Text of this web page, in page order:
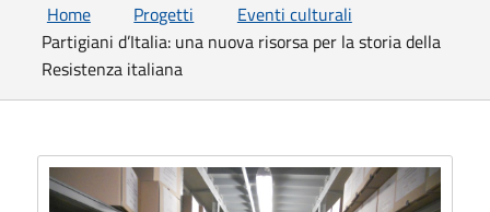
Home Progetti
Eventi culturali
Partigiani d’Italia: una nuova risorsa per la storia della
Resistenza italiana